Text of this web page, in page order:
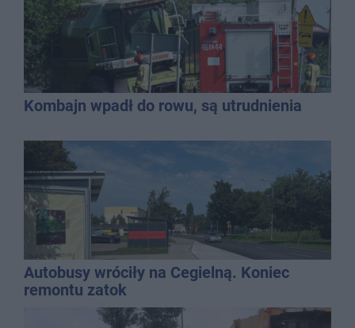
Kombajn wpadł do rowu, są utrudnienia
Autobusy wróciły na Cegielną. Koniec
remontu zatok